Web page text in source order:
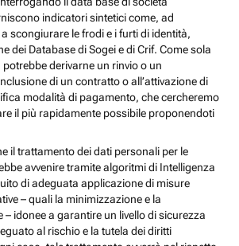
indicatori sintetici come, ad
scongiurare le frodi e i furti di identità,
dei Database di Sogei e di Crif. Come sola
derivarne un rinvio o un
di un contratto o all’attivazione di
modalità di pagamento, che cercheremo
il più rapidamente possibile proponendoti
il trattamento dei dati personali per le
avvenire tramite algoritmi di Intelligenza
di adeguata applicazione di misure
– quali la minimizzazione e la
idonee a garantire un livello di sicurezza
al rischio e la tutela dei diritti